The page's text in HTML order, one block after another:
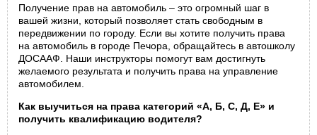
Получение прав на автомобиль – это огромный шаг в
вашей жизни, который позволяет стать свободным в
передвижении по городу. Если вы хотите получить права
на автомобиль в городе Печора, обращайтесь в автошколу
ДОСААФ. Наши инструкторы помогут вам достигнуть
желаемого результата и получить права на управление
автомобилем.
Как выучиться на права категорий «А, Б, С, Д, Е» и
получить квалификацию водителя?